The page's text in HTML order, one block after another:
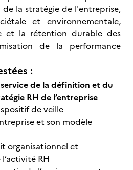
la stratégie de l'entreprise,
et environnementale,
et la rétention durable des
de la performance
:
de la définition et du
RH de l’entreprise
de veille
et son modèle
organisationnel et
RH